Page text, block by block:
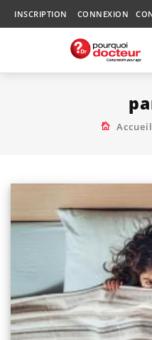
INSCRIPTION CONNEXION
Accueil